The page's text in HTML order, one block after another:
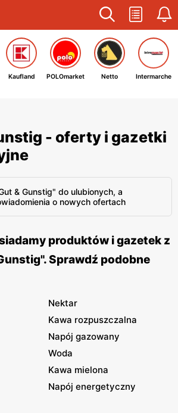
Kaufland POLOmarket Netto Intermarche
- oferty i gazetki
& Gunstig" do ulubionych, a
o nowych ofertach
produktów i gazetek z
Sprawdź podobne
Nektar
Kawa rozpuszczalna
Napój gazowany
Woda
Kawa mielona
Napój energetyczny